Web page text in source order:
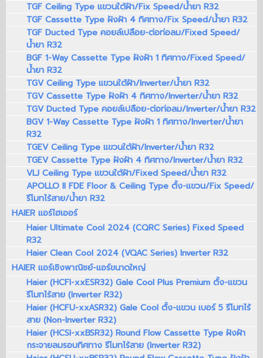
TGF Ceiling Type แขวนใต้ฝ้า/Fix Speed/น้ำยา R32
TGF Cassette Type ฝังฝ้า 4 ทิศทาง/Fix Speed/น้ำยา R32
TGF Ducted Type คอยล์เปลือย-ต่อท่อลม/Fixed Speed/
น้ำยา R32
BGF 1-Way Cassette Type ฝังฝ้า 1 ทิศทาง/Fixed Speed/
น้ำยา R32
TGV Ceiling Type แขวนใต้ฝ้า/Inverter/น้ำยา R32
TGV Cassette Type ฝังฝ้า 4 ทิศทาง/Inverter/น้ำยา R32
TGV Ducted Type คอยล์เปลือย-ต่อท่อลม/Inverter/น้ำยา R32
BGV 1-Way Cassette Type ฝังฝ้า 1 ทิศทาง/Inverter/น้ำยา
R32
TGEV Ceiling Type แขวนใต้ฝ้า/Inverter/น้ำยา R32
TGEV Cassette Type ฝังฝ้า 4 ทิศทาง/Inverter/น้ำยา R32
VLJ Ceiling Type แขวนใต้ฝ้า/Fixed Speed/น้ำยา R32
APOLLO II FDE Floor & Ceiling Type ตั้ง-แขวน/Fix Speed/
รีโมทไร้สาย/น้ำยา R32
HAIER แอร์ไฮเออร์
Haier Ultimate Cool 2024 (CQRC Series) Fixed Speed
R32
Haier Clean Cool 2024 (VQAC Series) Inverter R32
HAIER แอร์เชิงพาณิชย์-แอร์ขนาดใหญ่
Haier (HCFI-xxESR32) Gale Cool Plus Premium ตั้ง-แขวน
รีโมทไร้สาย (Inverter R32)
Haier (HCFU-xxASR32) Gale Cool ตั้ง-แขวน เบอร์ 5 รีโมทไร้
สาย (Non-Inverter R32)
Haier (HCSI-xxBSR32) Round Flow Cassette Type ฝังฝ้า
กระจายลมรอบทิศทาง รีโมทไร้สาย (Inverter R32)